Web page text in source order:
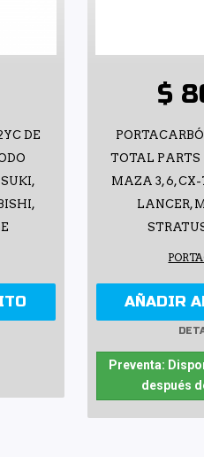
DE
$
TOTAL PARTS
MAZA 3, 6, CX-
LANCER,
AÑADIR
Preventa:
después